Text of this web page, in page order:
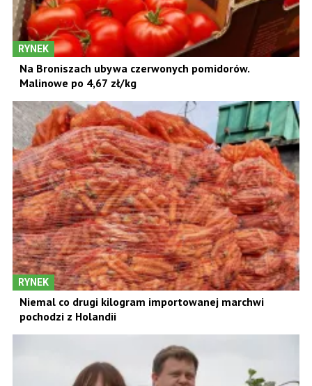
RYNEK
Na Broniszach ubywa czerwonych pomidorów.
Malinowe po 4,67 zł/kg
RYNEK
Niemal co drugi kilogram importowanej marchwi
pochodzi z Holandii